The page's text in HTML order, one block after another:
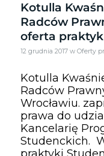
Kotulla
Radców
oferta
12 grudnia 2017 w Oferty
Kotulla
Radców
Wrocławiu.
prawa do
Kancelarię
Studenckich.
praktyki